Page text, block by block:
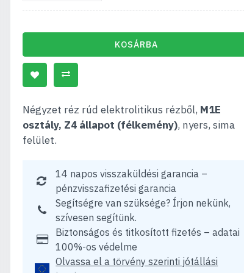
KOSÁRBA
Négyzet réz rúd elektrolitikus rézből, M1E
osztály, Z4 állapot (félkemény), nyers, sima
felület.
14 napos visszaküldési garancia –
pénzvisszafizetési garancia
Segítségre van szüksége? Írjon nekünk,
szívesen segítünk.
Biztonságos és titkosított fizetés – adatai
100%-os védelme
Olvassa el a törvény szerinti jótállási